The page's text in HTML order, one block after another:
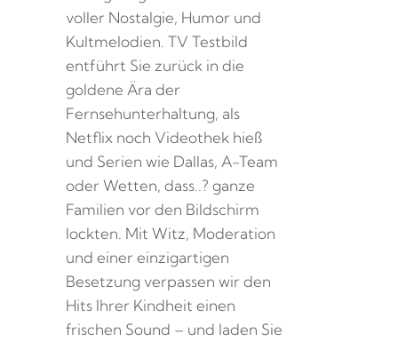
voller Nostalgie, Humor und
Kultmelodien. TV Testbild
entführt Sie zurück in die
goldene Ära der
Fernsehunterhaltung, als
Netflix noch Videothek hieß
und Serien wie Dallas, A-Team
oder Wetten, dass..? ganze
Familien vor den Bildschirm
lockten. Mit Witz, Moderation
und einer einzigartigen
Besetzung verpassen wir den
Hits Ihrer Kindheit einen
frischen Sound – und laden Sie